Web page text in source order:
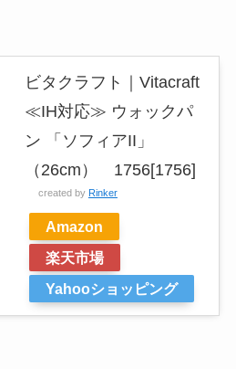
ビタクラフト｜Vitacraft
≪IH対応≫ ウォックパ
ン 「ソフィアII」
（26cm） 1756[1756]
created by Rinker
Amazon
楽天市場
Yahooショッピング